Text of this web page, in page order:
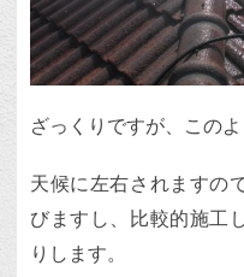
ざっくりですが、この
天候に左右されますの
びますし、比較的施工
りします。